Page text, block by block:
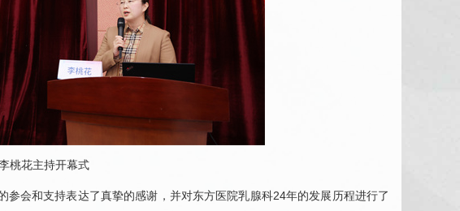
桃花主持开幕式
参会和支持表达了真挚的感谢，并对东方医院乳腺科24年的发展历程进行了